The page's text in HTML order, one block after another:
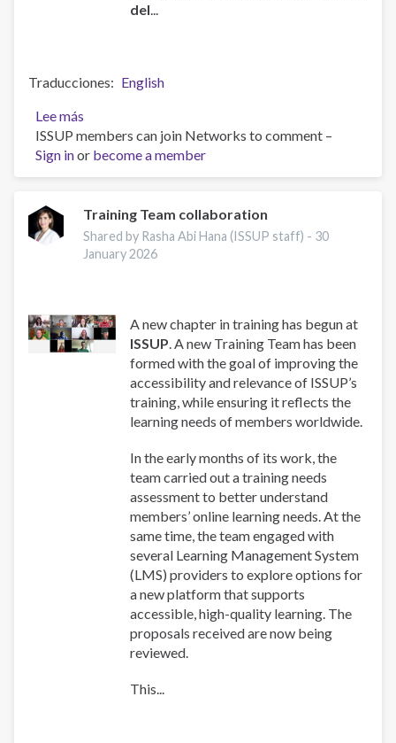
del...
Traducciones
English
Lee más
“Involucrando
a
los
en
la
Prevención”
la
CICAD/OEA
ISSUP members can join Networks to comment –
Sign inor become a member
Training Team collaboration
Shared by Rasha Abi Hana (ISSUP staff) - 30
January 2026
A new chapter in training has begun at
ISSUP. A new Training Team has been
formed with the goal of improving the
accessibility and relevance of ISSUP’s
training, while ensuring it reflects the
learning needs of members worldwide.
In the early months of its work, the
team carried out a training needs
assessment to better understand
members’ online learning needs. At the
same time, the team engaged with
several Learning Management System
(LMS) providers to explore options for
a new platform that supports
accessible, high-quality learning. The
proposals received are now being
reviewed.
This...